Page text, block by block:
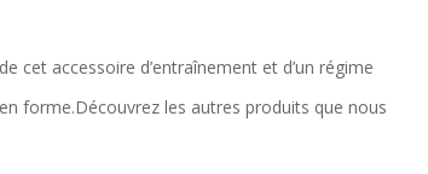
cet accessoire d’entraînement et d’un régime
forme.Découvrez les autres produits que nous